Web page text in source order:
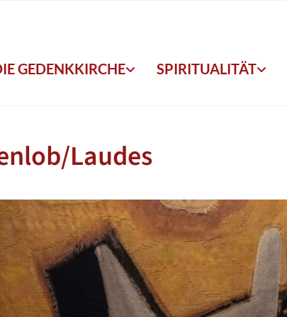
GEDENKKIRCHE SPIRITUALITÄT
Laudes